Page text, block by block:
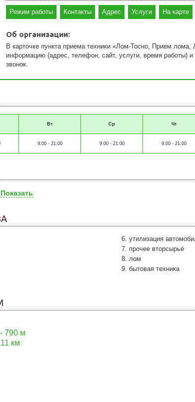
Режим работы Контакты Адрес Услуги На карте
Об организации:
В карточке пункта приема техники «Лом-Тосно, Прием
информацию (адрес, телефон, сайт, услуги, время работы) и
звонок.
Вт Ср Чт
9:00 - 21:00 9:00 - 21:00 9:00 - 21:00
Показать
утилизация
прочее вторсырьё
лом
бытовая техника
- 790 м
км